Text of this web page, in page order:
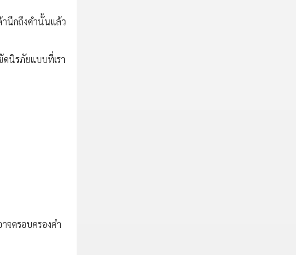
านึกถึงคำนั้นแล้ว
นิรภัยแบบที่เรา
จครอบครองคำ